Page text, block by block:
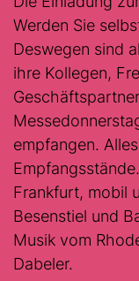
Werden Sie
Deswegen sind
ihre Kollegen,
empfangen.
Frankfurt, mobil
Besenstiel und
Musik vom
Dabeler.